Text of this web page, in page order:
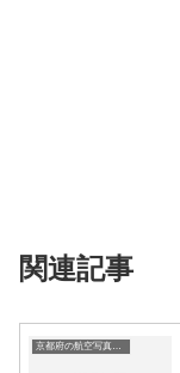
関連記事
京都府の航空写真・空中写真